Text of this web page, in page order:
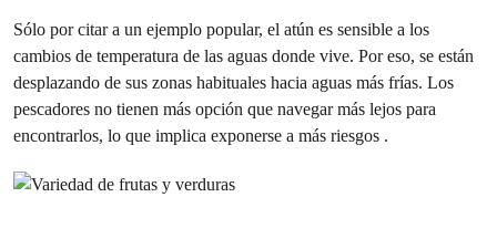
Sólo por citar a un ejemplo popular, el atún es sensible a los
cambios de temperatura de las aguas donde vive. Por eso, se están
desplazando de sus zonas habituales hacia aguas más frías. Los
pescadores no tienen más opción que navegar más lejos para
encontrarlos, lo que implica exponerse a más riesgos .